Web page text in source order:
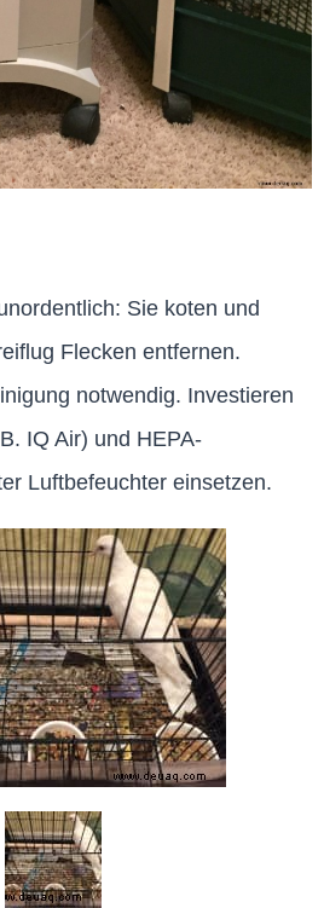
Sie koten und
Flecken entfernen.
notwendig. Investieren
IQ Air) und HEPA-
Luftbefeuchter einsetzen.